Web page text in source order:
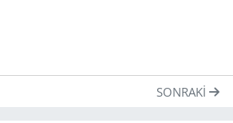
SONRAKI